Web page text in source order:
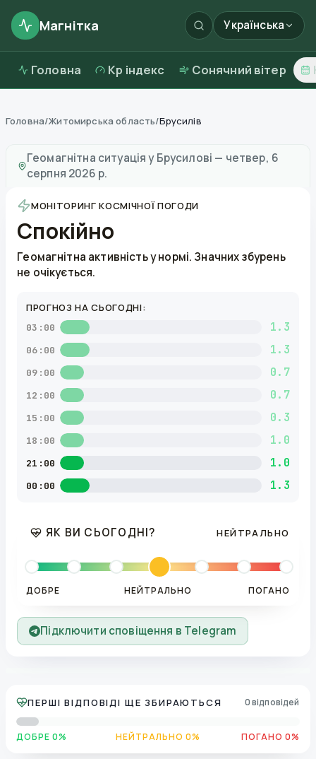
Магнітка Українська
Головна Kp індекс Сонячний вітер
Головна/Житомирська область/Брусилів
Геомагнітна ситуація у Брусилові — четвер, 6
серпня 2026 р.
МОНІТОРИНГ КОСМІЧНОЇ ПОГОДИ
Спокійно
Геомагнітна активність у нормі. Значних збурень
не очікується.
ПРОГНОЗ НА СЬОГОДНІ:
03:00 1.3
06:00 1.3
09:00 0.7
12:00 0.7
15:00 0.3
18:00 1.0
21:00 1.0
00:00 1.3
ЯК ВИ СЬОГОДНІ? НЕЙТРАЛЬНО
ДОБРЕ НЕЙТРАЛЬНО ПОГАНО
Підключити сповіщення в Telegram
ПЕРШІ ВІДПОВІДІ ЩЕ ЗБИРАЮТЬСЯ 0 відповідей
ДОБРЕ 0% НЕЙТРАЛЬНО 0% ПОГАНО 0%